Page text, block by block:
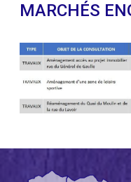
MARCHÉS